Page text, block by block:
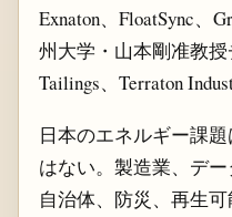
Exnaton、FloatSync、
州大学・山本剛准教授
Tailings、Terraton
日本のエネルギー課
はない。製造業、デー
自治体、防災、再生